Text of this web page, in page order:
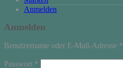
Anmelden
Anmelden
Benutzername oder E-Mail-Adresse *
Passwort *